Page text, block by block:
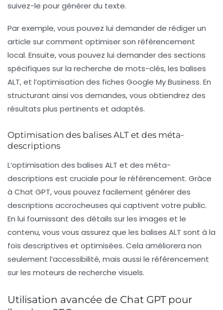
suivez-le pour générer du texte.
Par exemple, vous pouvez lui demander de rédiger un
article sur comment optimiser son référencement
local. Ensuite, vous pouvez lui demander des sections
spécifiques sur la recherche de mots-clés, les balises
ALT, et l’optimisation des fiches Google My Business. En
structurant ainsi vos demandes, vous obtiendrez des
résultats plus pertinents et adaptés.
Optimisation des balises ALT et des méta-
descriptions
L’optimisation des balises ALT et des méta-
descriptions est cruciale pour le référencement. Grâce
à Chat GPT, vous pouvez facilement générer des
descriptions accrocheuses qui captivent votre public.
En lui fournissant des détails sur les images et le
contenu, vous vous assurez que les balises ALT sont à la
fois descriptives et optimisées. Cela améliorera non
seulement l’accessibilité, mais aussi le référencement
sur les moteurs de recherche visuels.
Utilisation avancée de Chat GPT pour